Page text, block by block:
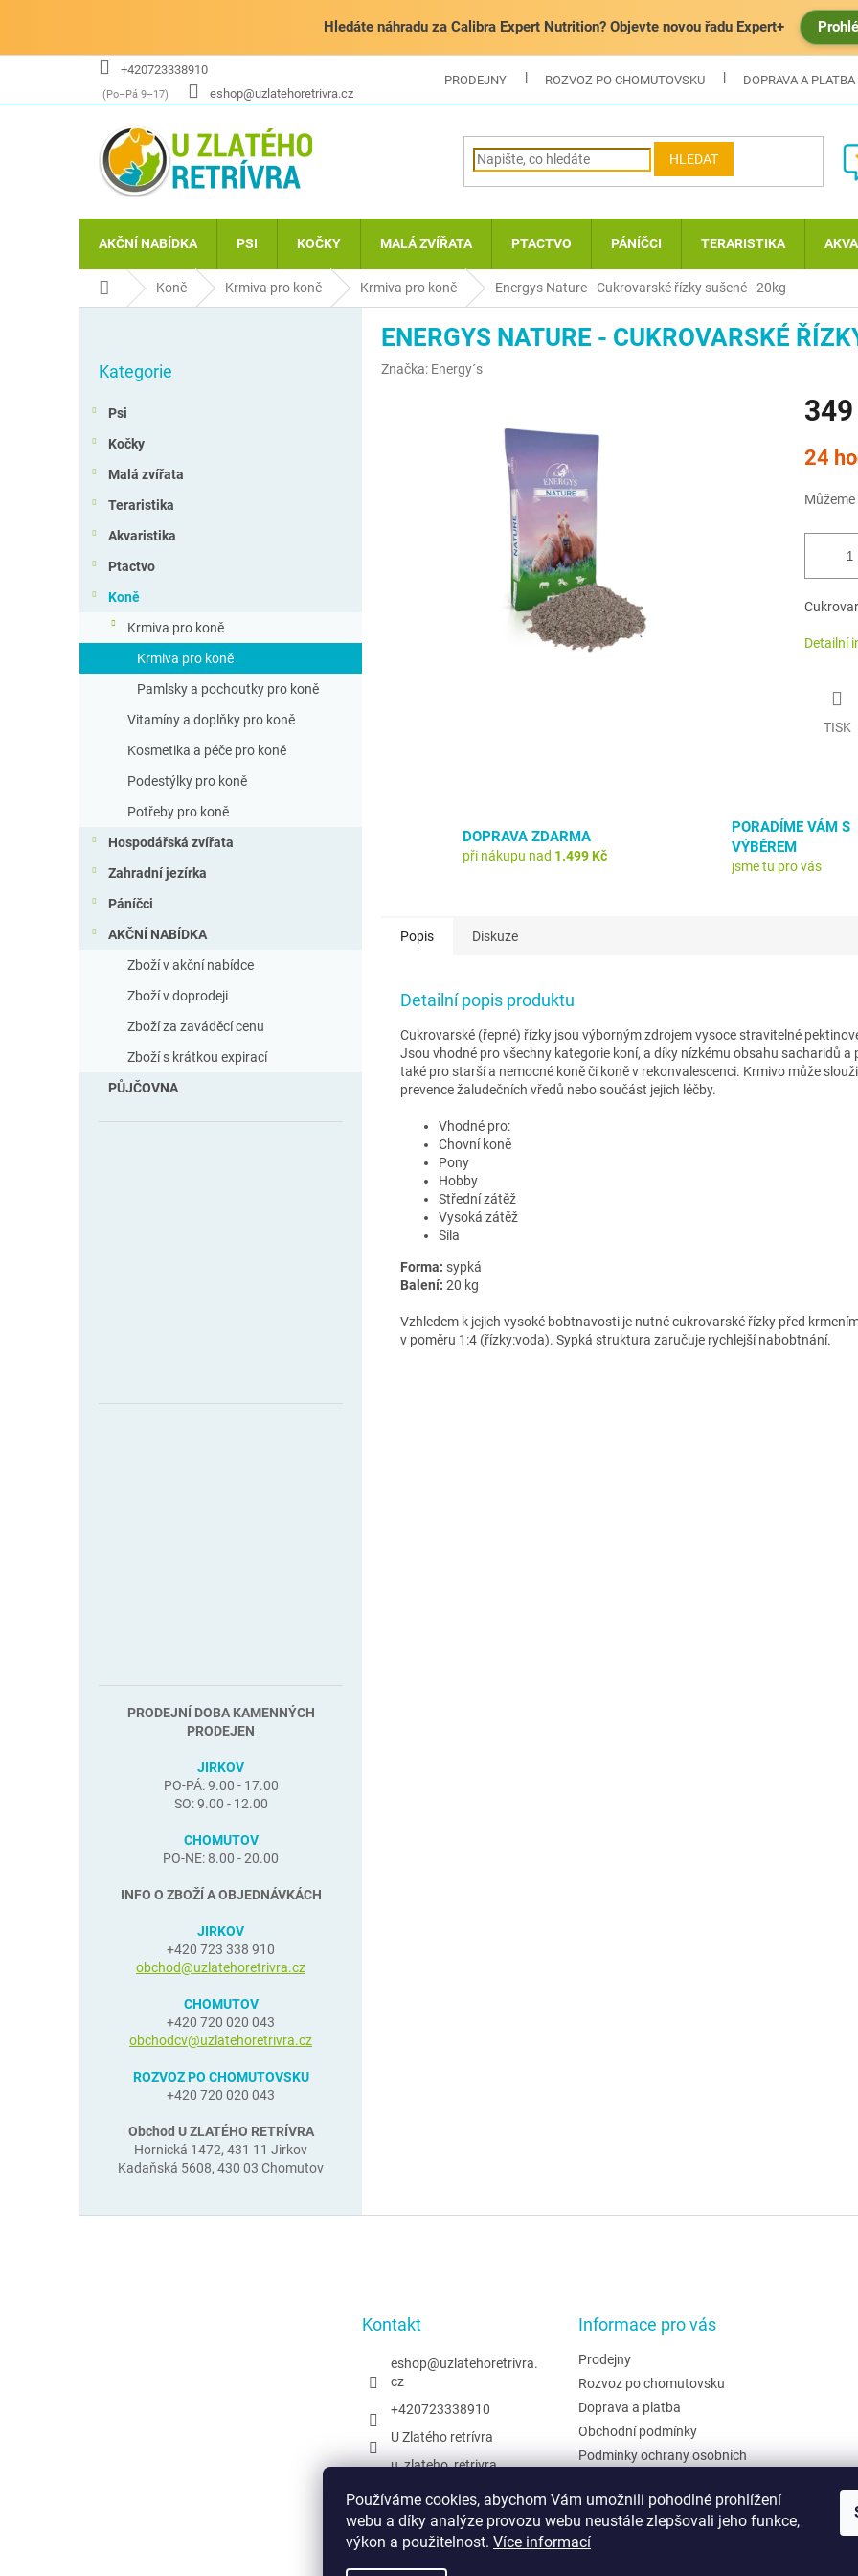
Používáme cookies, abychom Vám umožnili pohodlné prohlížení
webu a díky analýze provozu webu neustále zlepšovali jeho funkce,
výkon a použitelnost. Více informací
Hledáte náhradu za Calibra Expert Nutrition? Objevte novou řadu Expert+
+420723338910
eshop@uzlatehoretrivra.cz
PRODEJNY ROZVOZ PO CHOMUTOVSKU DOPRAVA A PLATBA
HLEDAT
AKČNÍ NABÍDKA PSI KOČKY MALÁ ZVÍŘATA PTACTVO PÁNÍČCI TERARISTIKA
Domů Koně Krmiva pro koně Krmiva pro koně Energys Nature - Cukrovarské řízky sušené - 20kg
kategorie
Kategorie
Psi
Kočky
Malá zvířata
Teraristika
Akvaristika
Ptactvo
Koně
Krmiva pro koně
Krmiva pro koně
Pamlsky a pochoutky pro koně
Vitamíny a doplňky pro koně
Kosmetika a péče pro koně
Podestýlky pro koně
Potřeby pro koně
Hospodářská zvířata
Zahradní jezírka
Páníčci
AKČNÍ NABÍDKA
Zboží v akční nabídce
Zboží v doprodeji
Zboží za zaváděcí cenu
Zboží s krátkou expirací
PŮJČOVNA
PRODEJNÍ DOBA KAMENNÝCH
PRODEJEN
JIRKOV
PO-PÁ: 9.00 - 17.00
SO: 9.00 - 12.00
CHOMUTOV
PO-NE: 8.00 - 20.00
INFO O ZBOŽÍ A OBJEDNÁVKÁCH
JIRKOV
+420 723 338 910
obchod@uzlatehoretrivra.cz
CHOMUTOV
+420 720 020 043
obchodcv@uzlatehoretrivra.cz
ROZVOZ PO CHOMUTOVSKU
+420 720 020 043
Obchod U ZLATÉHO RETRÍVRA
Hornická 1472, 431 11 Jirkov
Kadaňská 5608, 430 03 Chomutov
ENERGYS NATURE - CUKROVARSKÉ
Značka: Energy´s
cena:
24
Detailní
TISK
DOPRAVA ZDARMA
při nákupu nad 1.499 Kč
PORADÍME VÁM S
VÝBĚREM
jsme tu pro vás
Popis Diskuze
Detailní popis produktu
Cukrovarské (řepné) řízky jsou výborným zdrojem vysoce stravitelné
Jsou vhodné pro všechny kategorie koní, a díky nízkému obsahu sacharidů a
také pro starší a nemocné koně či koně v rekonvalescenci. Krmivo může
prevence žaludečních vředů nebo součást jejich léčby.
Vhodné pro:
Chovní koně
Pony
Hobby
Střední zátěž
Vysoká zátěž
Síla
Forma: sypká
Balení: 20 kg
Vzhledem k jejich vysoké bobtnavosti je nutné cukrovarské řízky před
v poměru 1:4 (řízky:voda). Sypká struktura zaručuje rychlejší nabobtnání.
Kontakt
eshop@uzlatehoretrivra.
cz
+420723338910
U Zlatého retrívra
u_zlateho_retrivra
@uzlatehoretrivra
Informace pro vás
Prodejny
Rozvoz po chomutovsku
Doprava a platba
Obchodní podmínky
Podmínky ochrany osobních
Hodnocení obchodu
Moje objednávka